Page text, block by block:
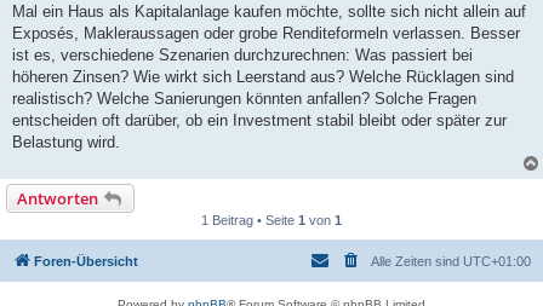
Mal ein Haus als Kapitalanlage kaufen möchte, sollte sich nicht allein auf
Exposés, Makleraussagen oder grobe Renditeformeln verlassen. Besser
ist es, verschiedene Szenarien durchzurechnen: Was passiert bei
höheren Zinsen? Wie wirkt sich Leerstand aus? Welche Rücklagen sind
realistisch? Welche Sanierungen könnten anfallen? Solche Fragen
entscheiden oft darüber, ob ein Investment stabil bleibt oder später zur
Belastung wird.
Antworten
1 Beitrag • Seite 1 von 1
Foren-Übersicht Alle Zeiten sind UTC+01:00